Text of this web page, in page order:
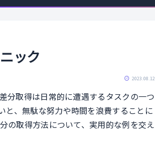
フ
イ
ル
ック
2023.08.12
分取得は日常的に遭遇するタスクの一つ
と、無駄な努力や時間を浪費することに
の取得方法について、実用的な例を交え